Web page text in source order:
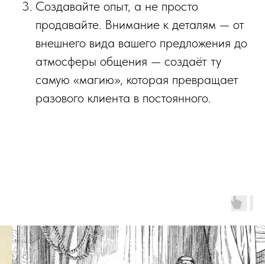
Создавайте опыт, а не просто
продавайте. Внимание к деталям — от
внешнего вида вашего предложения до
атмосферы общения — создаёт ту
самую «магию», которая превращает
разового клиента в постоянного.